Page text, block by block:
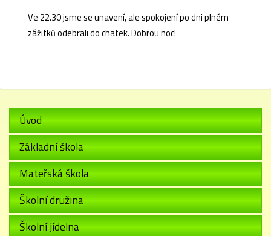
Ve 22.30 jsme se unavení, ale spokojení po dni plném
zážitků odebrali do chatek. Dobrou noc!
Úvod
Základní škola
Mateřská škola
Školní družina
Školní jídelna